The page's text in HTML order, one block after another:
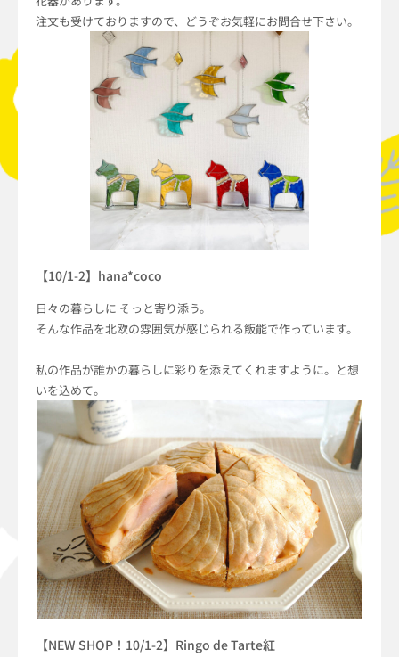
注文も受けておりますので、どうぞお気軽にお問合せ下さい。
【10/1-2】hana*coco
日々の暮らしに そっと寄り添う。
そんな作品を北欧の雰囲気が感じられる飯能で作っています。
私の作品が誰かの暮らしに彩りを添えてくれますように。と想
いを込めて。
【NEW SHOP！10/1-2】Ringo de Tarte紅